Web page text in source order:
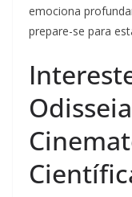
emociona
prepare-se para
Odisseia